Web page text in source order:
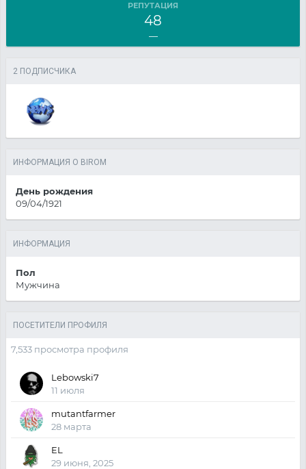
РЕПУТАЦИЯ
48
—
2 ПОДПИСЧИКА
ИНФОРМАЦИЯ О BIROM
День рождения
09/04/1921
ИНФОРМАЦИЯ
Пол
Мужчина
ПОСЕТИТЕЛИ ПРОФИЛЯ
7,533 просмотра профиля
Lebowski7
11 июля
mutantfarmer
28 марта
EL
29 июня, 2025